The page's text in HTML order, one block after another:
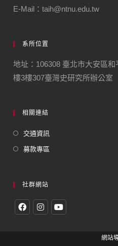
E-Mail：taih@ntnu.edu.tw
系所位置
地址：106308 臺北市大安區
樓3樓307臺灣史研究所辦公室
相關連結
交通資訊
募款專區
社群網站
網站